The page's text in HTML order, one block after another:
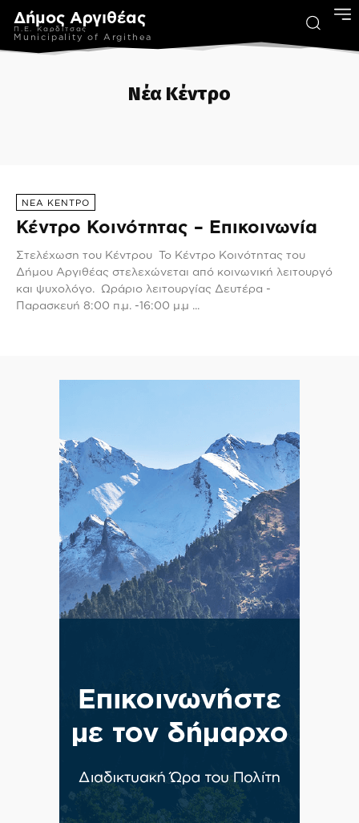
Δήμος Αργιθέας
Π.Ε. Καρδίτσας
Municipality of Argithea
Νέα Κέντρο
ΝΈΑ ΚΈΝΤΡΟ
Κέντρο Κοινότητας – Επικοινωνία
Στελέχωση του Κέντρου Το Κέντρο Κοινότητας του
Δήμου Αργιθέας στελεχώνεται από κοινωνική λειτουργό
και ψυχολόγο. Ωράριο λειτουργίας Δευτέρα -
Παρασκευή 8:00 π.μ. -16:00 μ.μ ...